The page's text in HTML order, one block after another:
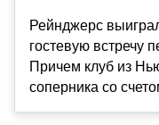
Рейнджерс
гостевую встречу
Причем клуб из
соперника со